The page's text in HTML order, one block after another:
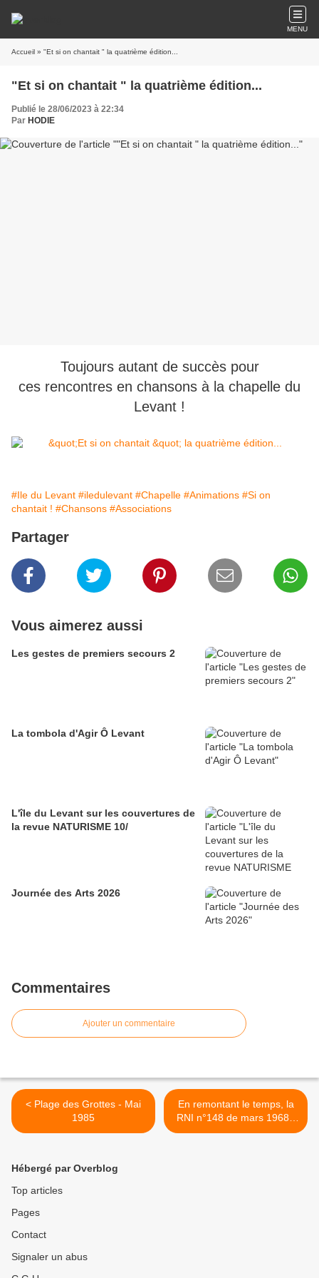
MENU
Accueil » "Et si on chantait " la quatrième édition...
"Et si on chantait " la quatrième édition...
Publié le 28/06/2023 à 22:34
Par HODIE
Toujours autant de succès pour
ces rencontres en chansons à la chapelle du
Levant !
#Ile du Levant #iledulevant #Chapelle #Animations #Si on
chantait ! #Chansons #Associations
Partager
Vous aimerez aussi
Les gestes de premiers secours 2
La tombola d'Agir Ô Levant
L'île du Levant sur les couvertures de
la revue NATURISME 10/
Journée des Arts 2026
Commentaires
Ajouter un commentaire
< Plage des Grottes - Mai
1985
En remontant le temps, la
RNI n°148 de mars 1968 :
Bilan du paradis terrestre >
Hébergé par Overblog
Top articles
Pages
Contact
Signaler un abus